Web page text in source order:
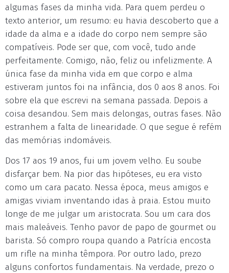
algumas fases da minha vida. Para quem perdeu o
texto anterior, um resumo: eu havia descoberto que a
idade da alma e a idade do corpo nem sempre são
compatíveis. Pode ser que, com você, tudo ande
perfeitamente. Comigo, não, feliz ou infelizmente. A
única fase da minha vida em que corpo e alma
estiveram juntos foi na infância, dos 0 aos 8 anos. Foi
sobre ela que escrevi na semana passada. Depois a
coisa desandou. Sem mais delongas, outras fases. Não
estranhem a falta de linearidade. O que segue é refém
das memórias indomáveis.
Dos 17 aos 19 anos, fui um jovem velho. Eu soube
disfarçar bem. Na pior das hipóteses, eu era visto
como um cara pacato. Nessa época, meus amigos e
amigas viviam inventando idas à praia. Estou muito
longe de me julgar um aristocrata. Sou um cara dos
mais maleáveis. Tenho pavor de papo de gourmet ou
barista. Só compro roupa quando a Patrícia encosta
um rifle na minha têmpora. Por outro lado, prezo
alguns confortos fundamentais. Na verdade, prezo o